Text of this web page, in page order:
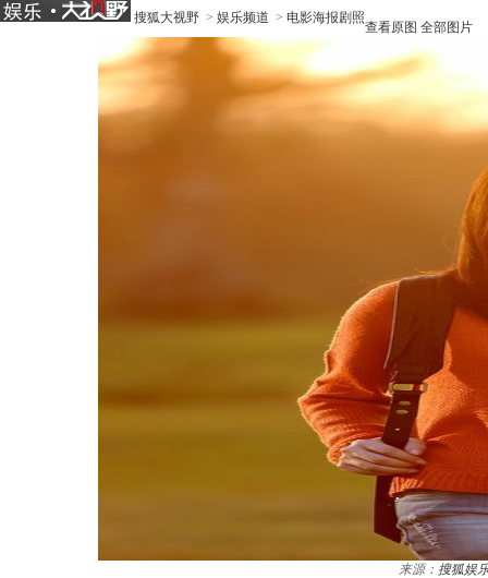
搜狐大视野 > 娱乐频道 > 电影海报剧照
查看原图 全部图片
来源： 搜狐娱